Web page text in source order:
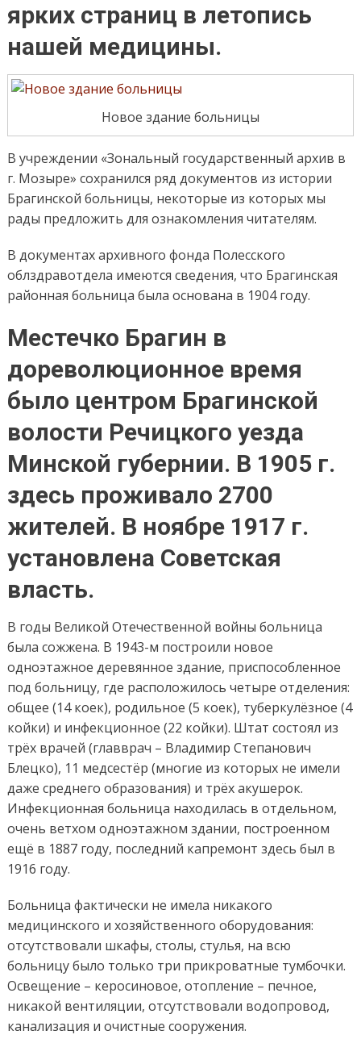
ярких страниц в летопись
нашей медицины.
Новое здание больницы
В учреждении «Зональный государственный архив в
г. Мозыре» сохранился ряд документов из истории
Брагинской больницы, некоторые из которых мы
рады предложить для ознакомления читателям.
В документах архивного фонда Полесского
облздравотдела имеются сведения, что Брагинская
районная больница была основана в 1904 году.
Местечко Брагин в
дореволюционное время
было центром Брагинской
волости Речицкого уезда
Минской губернии. В 1905 г.
здесь проживало 2700
жителей. В ноябре 1917 г.
установлена Советская
власть.
В годы Великой Отечественной войны больница
была сожжена. В 1943-м построили новое
одноэтажное деревянное здание, приспособленное
под больницу, где расположилось четыре отделения:
общее (14 коек), родильное (5 коек), туберкулёзное (4
койки) и инфекционное (22 койки). Штат состоял из
трёх врачей (главврач – Владимир Степанович
Блецко), 11 медсестёр (многие из которых не имели
даже среднего образования) и трёх акушерок.
Инфекционная больница находилась в отдельном,
очень ветхом одноэтажном здании, построенном
ещё в 1887 году, последний капремонт здесь был в
1916 году.
Больница фактически не имела никакого
медицинского и хозяйственного оборудования:
отсутствовали шкафы, столы, стулья, на всю
больницу было только три прикроватные тумбочки.
Освещение – керосиновое, отопление – печное,
никакой вентиляции, отсутствовали водопровод,
канализация и очистные сооружения.